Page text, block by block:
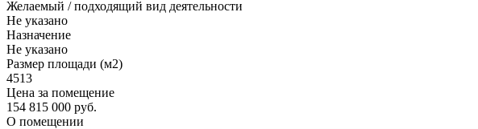
Желаемый / подходящий вид деятельности
Не указано
Назначение
Не указано
Размер площади (м2)
4513
Цена за помещение
154 815 000 руб.
О помещении